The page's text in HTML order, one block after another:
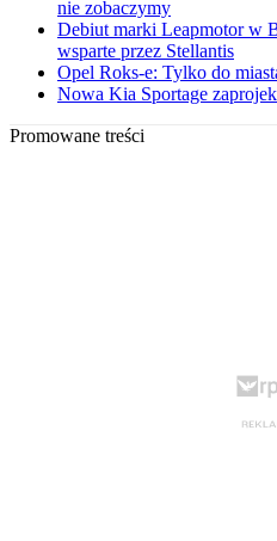
nie zobaczymy
Debiut marki Leapmotor w
wsparte przez Stellantis
Opel Roks-e: Tylko do
Nowa Kia Sportage
Promowane treści